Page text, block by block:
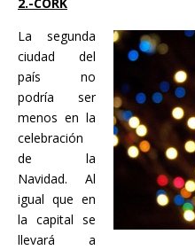
La segunda
ciudad del
país no
podría ser
menos en la
celebración
de la
Navidad. Al
igual que en
la capital se
llevará a